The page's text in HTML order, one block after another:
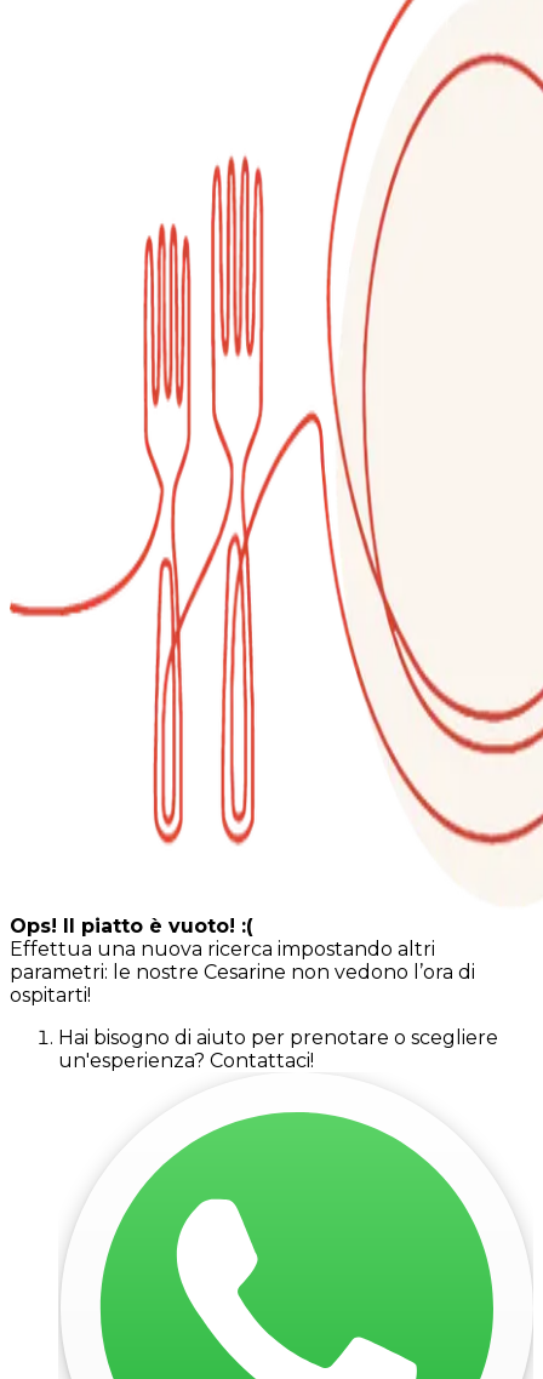
Ops! Il piatto è vuoto! :(
Effettua una nuova ricerca impostando altri
parametri: le nostre Cesarine non vedono l’ora di
ospitarti!
Hai bisogno di aiuto per prenotare o scegliere
un'esperienza? Contattaci!